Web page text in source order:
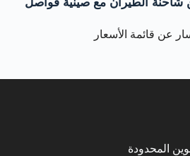
شاحنة الطيران مع صينية فواصل
عن قائمة الأسعار
المحدودة